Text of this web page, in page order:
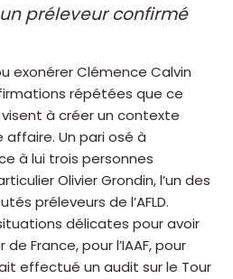
préleveur confirmé
exonérer Clémence Calvin
répétées que ce
à créer un contexte
Un pari osé à
à lui trois personnes
Olivier Grondin, l’un des
préleveurs de l’AFLD.
délicates pour avoir
France, pour l’IAAF, pour
effectué un audit sur le Tour